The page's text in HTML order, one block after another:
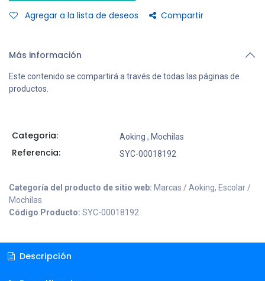
Agregar a la lista de deseos Compartir
Más información
Este contenido se compartirá a través de todas las páginas de
productos.
Categoria: Aoking , Mochilas
Referencia: SYC-00018192
Categoría del producto de sitio web: Marcas / Aoking, Escolar /
Mochilas
Código Producto: SYC-00018192
Descripción